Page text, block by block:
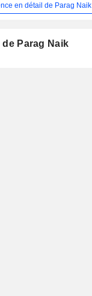
en détail de Parag Naik
de Parag Naik